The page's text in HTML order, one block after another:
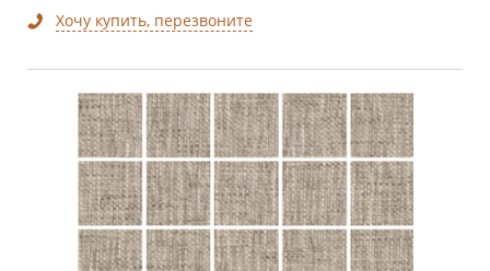
Хочу купить, перезвоните